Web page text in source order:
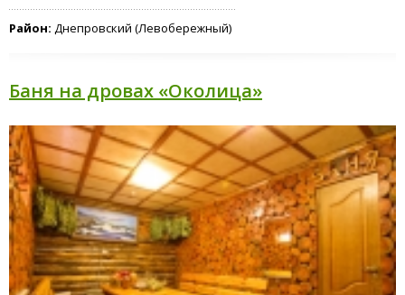
Район: Днепровский (Левобережный)
Баня на дровах «Околица»